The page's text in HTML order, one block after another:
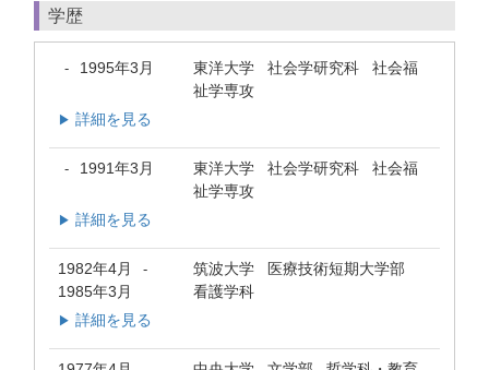
学歴
- 1995年3月
東洋大学 社会学研究科 社会福
祉学専攻
▶ 詳細を見る
- 1991年3月
東洋大学 社会学研究科 社会福
祉学専攻
▶ 詳細を見る
1982年4月 -
1985年3月
筑波大学 医療技術短期大学部
看護学科
▶ 詳細を見る